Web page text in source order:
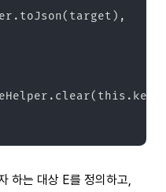
는 대상 E를 정의하고,